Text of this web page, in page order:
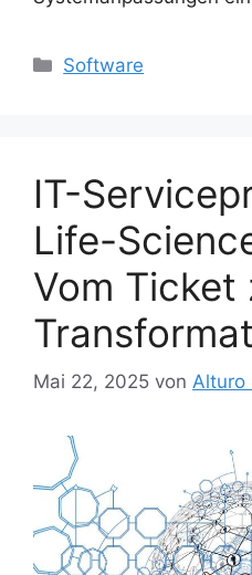
Kategorien
Software
IT-
Life-
Vom Ticket
Mai 22, 2025 von Alturo